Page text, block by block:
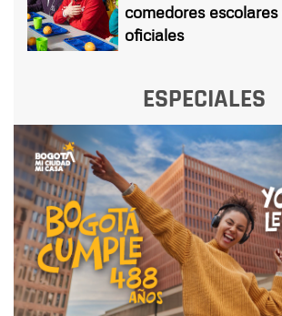
comedores
oficiales
ESPECIALES